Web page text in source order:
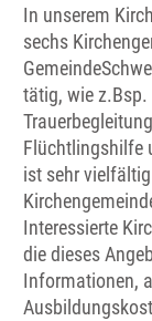
In unserem
sechs
tätig, wie z.Bsp.
Flüchtlingshilfe
ist sehr
Interessierte
die dieses
Informationen,